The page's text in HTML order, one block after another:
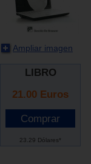
Ampliar imagen
LIBRO
21.00 Euros
23.29 Dólares*